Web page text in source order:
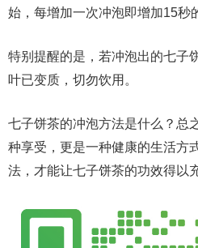
始，每增加一次冲泡即增加15秒
特别提醒的是，若冲泡出的七子
叶已变质，切勿饮用。
七子饼茶的冲泡方法是什么？总
种享受，更是一种健康的生活方
法，才能让七子饼茶的功效得以